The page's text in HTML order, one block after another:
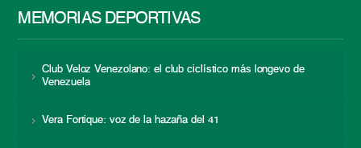
MEMORIAS DEPORTIVAS
Club Veloz Venezolano: el club ciclístico más longevo de
Venezuela
Vera Fortique: voz de la hazaña del 41